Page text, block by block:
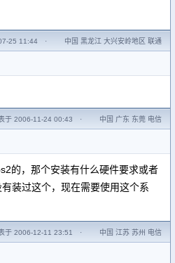
25 11:44 · 中国 黑龙江 大兴安岭地区 联通
于 2006-11-24 00:43 · 中国 广东 东莞 电信
的，那个安装有什么硬件要求或者
装过这个，现在需要使用这个系
于 2006-12-11 23:51 · 中国 江苏 苏州 电信